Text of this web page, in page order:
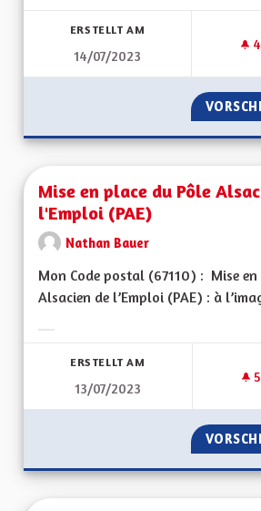
ERSTELLT AM
14/07/2023
Mise en place du Pôle
l'Emploi (PAE)
Nathan Bauer
Mon Code postal (67110) : Mise
Alsacien de l’Emploi (PAE) : à
ERSTELLT AM
13/07/2023